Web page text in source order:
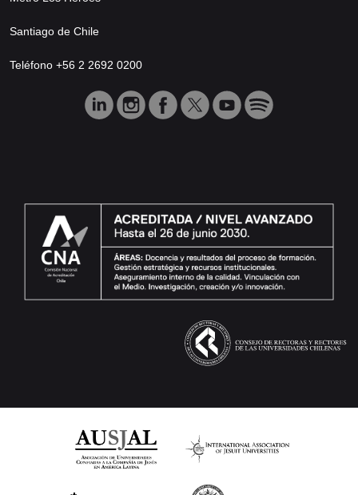
Santiago de Chile
Teléfono +56 2 2692 0200